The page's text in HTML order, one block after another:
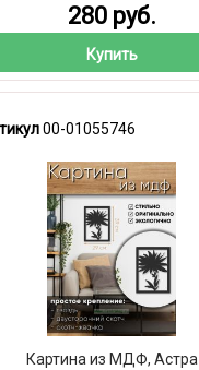
280 руб.
Купить
00-01055746
Картина из МДФ, Астра